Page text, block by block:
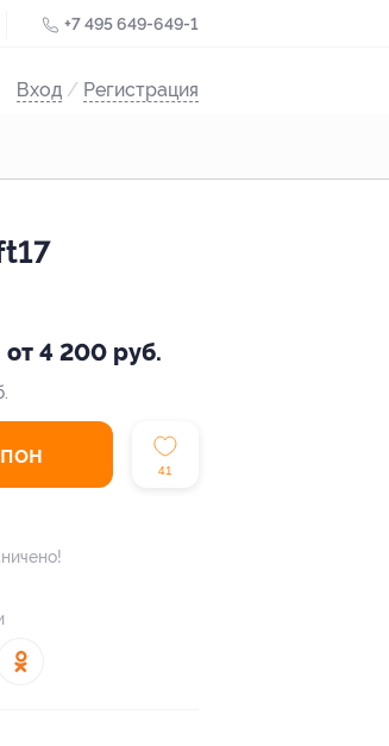
+7 495 649-649-1
Вход / Регистрация
от 4 200 руб.
41